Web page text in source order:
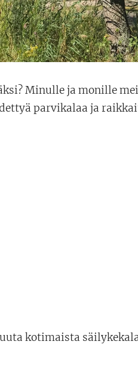
Minulle ja monille
parvikalaa ja
kotimaista